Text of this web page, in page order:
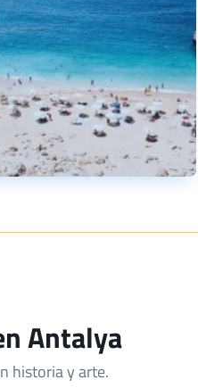
Antalya
historia y arte.